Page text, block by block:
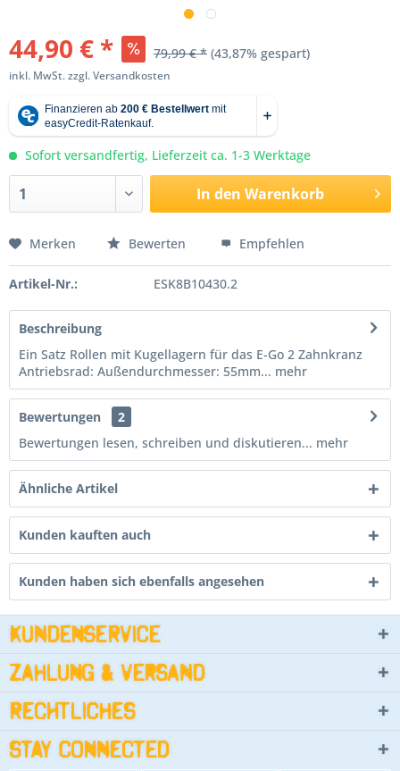
44,90 € * 79,99 € * (43,87% gespart)
inkl. MwSt.zzgl. Versandkosten
Sofort versandfertig, Lieferzeit ca. 1-3 Werktage
In den Warenkorb
Merken Bewerten Empfehlen
Artikel-Nr.: ESK8B10430.2
Beschreibung
Ein Satz Rollen mit Kugellagern für das E-Go 2 Zahnkranz
Antriebsrad: Außendurchmesser: 55mm... mehr
Bewertungen
2
Bewertungen lesen, schreiben und diskutieren... mehr
Ähnliche Artikel
Kunden kauften auch
Kunden haben sich ebenfalls angesehen
Kundenservice
Zahlung & Versand
Rechtliches
Stay connected